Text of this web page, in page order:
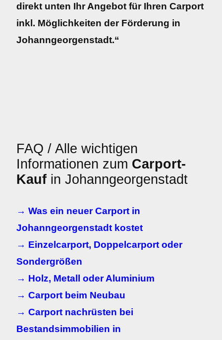
direkt unten Ihr Angebot für Ihren Carport
inkl. Möglichkeiten der Förderung in
Johanngeorgenstadt.“
FAQ / Alle wichtigen
Informationen zum Carport-
Kauf in Johanngeorgenstadt
→ Was ein neuer Carport in
Johanngeorgenstadt kostet
→ Einzelcarport, Doppelcarport oder
Sondergrößen
→ Holz, Metall oder Aluminium
→ Carport beim Neubau
→ Carport nachrüsten bei
Bestandsimmobilien in